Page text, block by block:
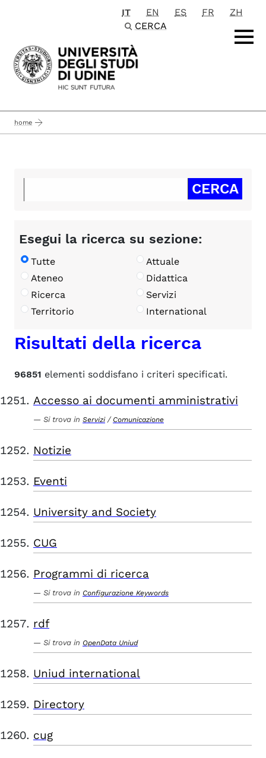
Passa al contenuto principale
IT EN ES FR
ZH
CERCA
home
Esegui la ricerca su sezione:
Tutte
Attuale
Ateneo
Didattica
Ricerca
Servizi
Territorio
International
Risultati della ricerca
96851 elementi soddisfano i criteri specificati.
Accesso ai documenti amministrativi
Si trova in Servizi / Comunicazione
Notizie
Eventi
University and Society
CUG
Programmi di ricerca
Si trova in Configurazione Keywords
rdf
Si trova in OpenData Uniud
Uniud international
Directory
cug